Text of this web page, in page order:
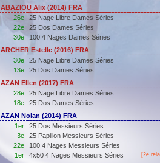
ABAZIOU Alix (2014) FRA
26e
25 Nage Libre Dames Séries
22e
25 Dos Dames Séries
30e
100 4 Nages Dames Séries
ARCHER Estelle (2016) FRA
30e
25 Nage Libre Dames Séries
13e
25 Dos Dames Séries
AZAN Ellen (2017) FRA
28e
25 Nage Libre Dames Séries
18e
25 Dos Dames Séries
AZAN Nolan (2014) FRA
1er
25 Dos Messieurs Séries
3e
25 Papillon Messieurs Séries
22e
100 4 Nages Messieurs Séries
1er
4x50 4 Nages Messieurs Séries [2e